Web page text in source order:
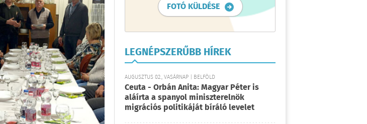
FOTÓ KÜLDÉSE
LEGNÉPSZERŰBB HÍREK
AUGUSZTUS 02., VASÁRNAP | BELFÖLD
Ceuta - Orbán Anita: Magyar Péter is
aláírta a spanyol miniszterelnök
migrációs politikáját bíráló levelet